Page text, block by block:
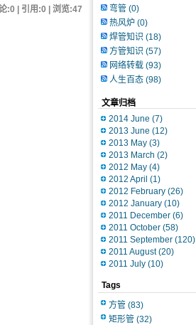
:0 | 引用:0 | 浏览:47
弯管 (0)
热风炉 (0)
焊管知识 (18)
方管知识 (57)
网络转载 (93)
人生百态 (98)
文章归档
2014 June (7)
2013 June (12)
2013 May (3)
2013 March (2)
2012 May (4)
2012 April (1)
2012 February (26)
2012 January (10)
2011 December (6)
2011 October (58)
2011 September (120)
2011 August(20)
2011 July (10)
Tags
方管 (83)
矩形管 (32)